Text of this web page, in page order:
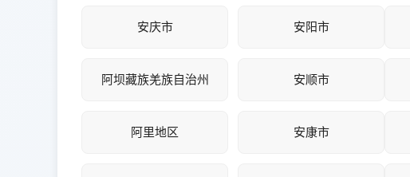
安庆市 安阳市
阿坝藏族羌族自治州 安顺市
阿里地区 安康市